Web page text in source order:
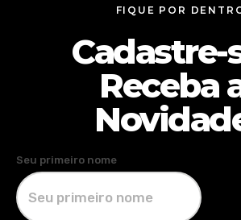
FIQUE POR
Cadastre-
Receba
Seu primeiro nome